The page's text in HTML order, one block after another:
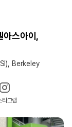
스아이,
Berkeley
타그램